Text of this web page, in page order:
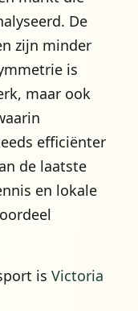
De
zijn minder
is
maar ook
efficiënter
de laatste
en lokale
is Victoria